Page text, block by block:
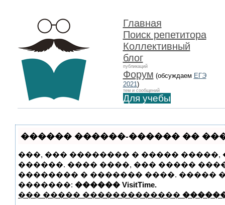
Главная
Поиск репетитора
Коллективный
блог
публикаций
Форум (обсуждаем ЕГЭ
2021)
тем и сообщений
Для учебы
������ ������-������ ��
���, ��� �������� � �����
������. ���� ����, ��� �����
�������� � ������� ����. �����
�������: ������ VisitTime.
��� ����� �������������